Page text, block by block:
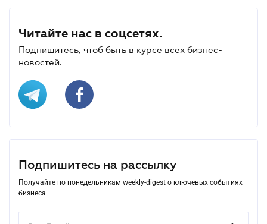
Читайте нас в соцсетях.
Подпишитесь, чтоб быть в курсе всех бизнес-
новостей.
Подпишитесь на рассылку
Получайте по понедельникам weekly-digest о ключевых событиях
бизнеса